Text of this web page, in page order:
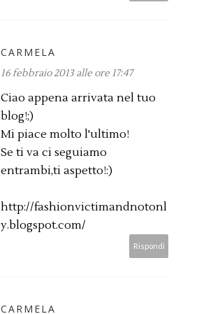
CARMELA
16 febbraio 2013 alle ore 17:47
Ciao appena arrivata nel tuo
blog!;)
Mi piace molto l'ultimo!
Se ti va ci seguiamo
entrambi,ti aspetto!:)
http://fashionvictimandnotonl
y.blogspot.com/
Rispondi
CARMELA